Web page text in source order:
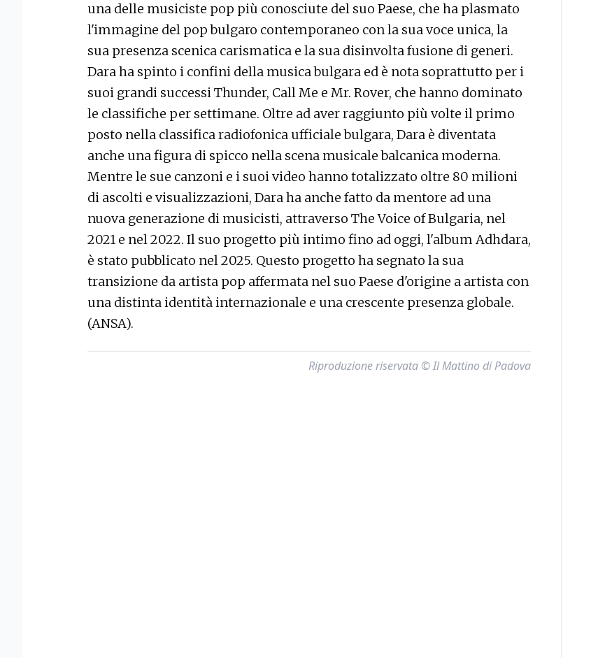
una delle musiciste pop più conosciute del suo Paese, che ha plasmato
l'immagine del pop bulgaro contemporaneo con la sua voce unica, la
sua presenza scenica carismatica e la sua disinvolta fusione di generi.
Dara ha spinto i confini della musica bulgara ed è nota soprattutto per i
suoi grandi successi Thunder, Call Me e Mr. Rover, che hanno dominato
le classifiche per settimane. Oltre ad aver raggiunto più volte il primo
posto nella classifica radiofonica ufficiale bulgara, Dara è diventata
anche una figura di spicco nella scena musicale balcanica moderna.
Mentre le sue canzoni e i suoi video hanno totalizzato oltre 80 milioni
di ascolti e visualizzazioni, Dara ha anche fatto da mentore ad una
nuova generazione di musicisti, attraverso The Voice of Bulgaria, nel
2021 e nel 2022. Il suo progetto più intimo fino ad oggi, l'album Adhdara,
è stato pubblicato nel 2025. Questo progetto ha segnato la sua
transizione da artista pop affermata nel suo Paese d'origine a artista con
una distinta identità internazionale e una crescente presenza globale.
(ANSA).
Riproduzione riservata © Il Mattino di Padova